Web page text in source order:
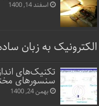
اسفند 14, 1400
الکترونیک به زبان
تکنیک‌های
سنسورهای
بهمن 24, 1400